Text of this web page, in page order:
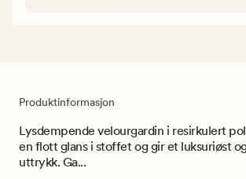
Produktinformasjon
Lysdempende velourgardin i resirkulert
en flott glans i stoffet og gir et luksuriøst
uttrykk. Ga...